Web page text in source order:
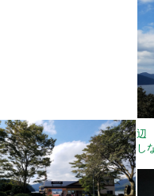
辺
し